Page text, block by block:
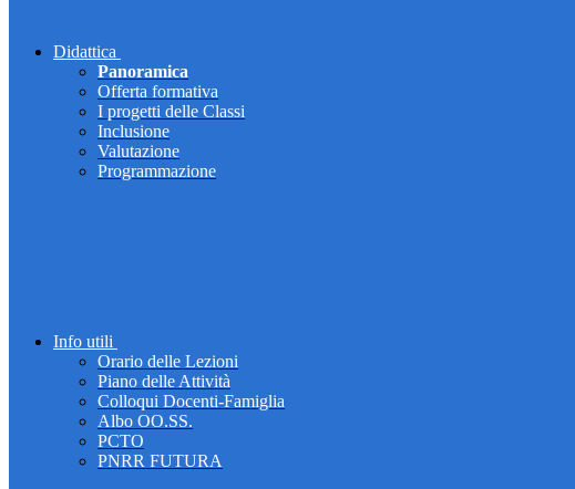
Didattica
Panoramica
Offerta formativa
I progetti delle Classi
Inclusione
Valutazione
Programmazione
Info utili
Orario delle Lezioni
Piano delle Attività
Colloqui Docenti-Famiglia
Albo OO.SS.
PCTO
PNRR FUTURA